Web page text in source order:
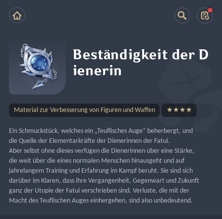
Beständigkeit der D
ienerin
Material zur Verbesserung von Figuren und Waffen ★★★★
Ein Schmuckstück, welches ein „Teuflisches Auge“ beherbergt, und
die Quelle der Elementarkräfte der Dienerinnen der Fatui.
Aber selbst ohne dieses verfügen die Dienerinnen über eine Stärke,
die weit über die eines normalen Menschen hinausgeht und auf
jahrelangem Training und Erfahrung im Kampf beruht. Sie sind sich
darüber im Klaren, dass ihre Vergangenheit, Gegenwart und Zukunft
ganz der Utopie der Fatui verschrieben sind. Verluste, die mit der
Macht des Teuflischen Auges einhergehen, sind also unbedeutend.